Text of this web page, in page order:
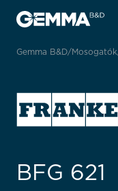
Gemma B&D Mosogatók
BFG 621